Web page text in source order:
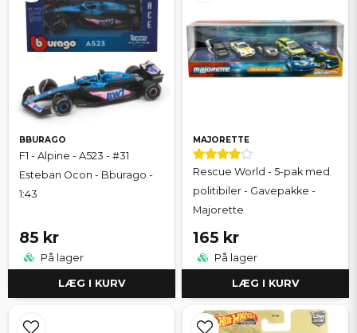
BBURAGO
F1 - Alpine - A523 - #31
Esteban Ocon - Bburago -
1:43
85 kr
På lager
LÆG I KURV
MAJORETTE
Rescue World - 5-pak med
politibiler - Gavepakke -
Majorette
165 kr
På lager
LÆG I KURV